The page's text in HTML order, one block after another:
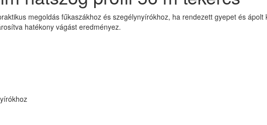
megoldás fűkaszákhoz és szegélynyírókhoz, ha rendezett gyepet és
hatékony vágást eredményez.